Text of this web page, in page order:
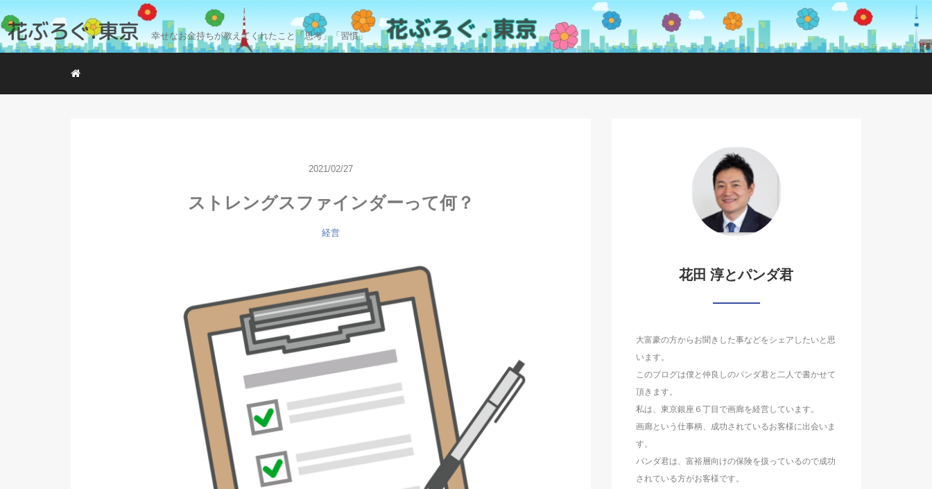
花ぶろぐ.東京 幸せなお金持ちが教えてくれたこと「思考」「習慣」
2021/02/27
ストレングスファインダーって何？
経営
花田 淳とパンダ君
大富豪の方からお聞きした事などをシェアしたいと思
います。
このブログは僕と仲良しのパンダ君と二人で書かせて
頂きます。
私は、東京銀座６丁目で画廊を経営しています。
画廊という仕事柄、成功されているお客様に出会いま
す。
パンダ君は、富裕層向けの保険を扱っているので成功
されている方がお客様です。